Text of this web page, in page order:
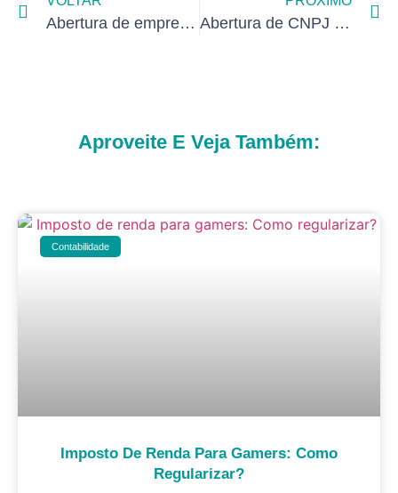
Abertura de empresa para terapeutas que atendem convênios: Regras fiscais e emissão de NFS-e Abertura de CNPJ para trabalhar no Fiverr: como reduzir impostos e emitir notas fiscais ?
Aproveite E Veja Também:
Contabilidade
Imposto De Renda Para Gamers: Como
Regularizar?